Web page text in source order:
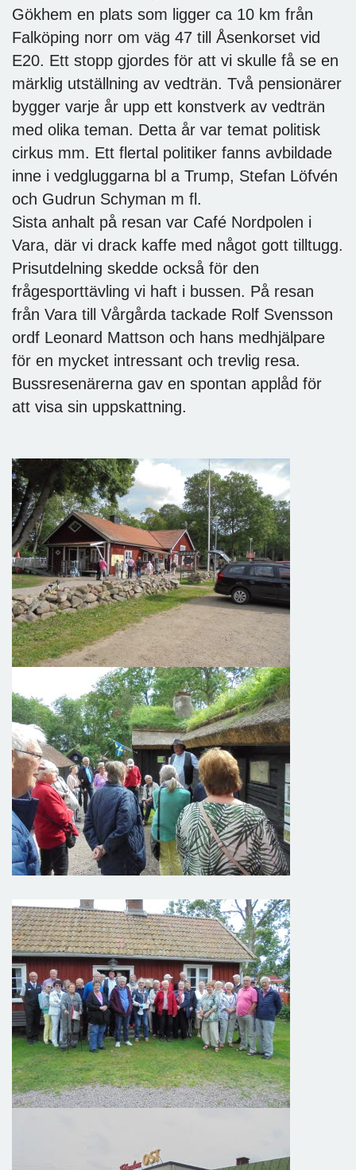
Gökhem en plats som ligger ca 10 km från
Falköping norr om väg 47 till Åsenkorset vid
E20. Ett stopp gjordes för att vi skulle få se en
märklig utställning av vedträn. Två pensionärer
bygger varje år upp ett konstverk av vedträn
med olika teman. Detta år var temat politisk
cirkus mm. Ett flertal politiker fanns avbildade
inne i vedgluggarna bl a Trump, Stefan Löfvén
och Gudrun Schyman m fl.
Sista anhalt på resan var Café Nordpolen i
Vara, där vi drack kaffe med något gott tilltugg.
Prisutdelning skedde också för den
frågesporttävling vi haft i bussen. På resan
från Vara till Vårgårda tackade Rolf Svensson
ordf Leonard Mattson och hans medhjälpare
för en mycket intressant och trevlig resa.
Bussresenärerna gav en spontan applåd för
att visa sin uppskattning.